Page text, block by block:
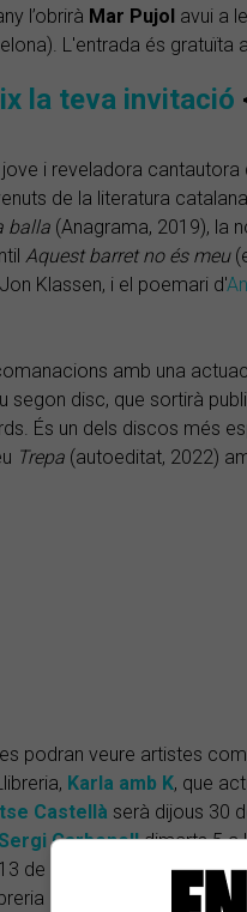
l’obrirà Mar Pujol avui a
L'entrada és gratuïta
la teva invitació
i reveladora cantautora
de la literatura catalana
balla (Anagrama, 2019), la
Aquest barret no és meu
Klassen, i el poemari d'
amb una
segon disc, que sortirà
És un dels discos més
Trepa (autoeditat, 2022)
podran veure artistes com
Karla amb K, que
Castellà serà dijous 30
Carbonelldimarts 5 a
de desembre,
Remei de
Ona i
tancarà